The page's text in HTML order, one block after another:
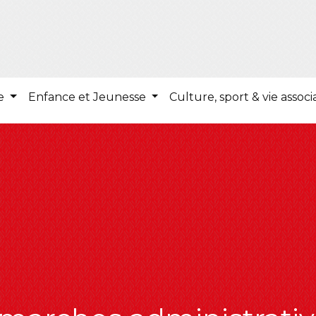
Enfance et Jeunesse Culture, sport & vie